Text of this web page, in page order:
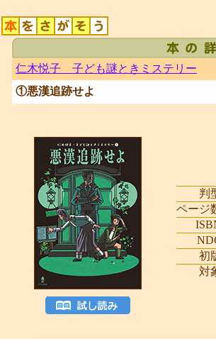
仁木悦子 子ども謎ときミステリー
①悪漢追跡せよ
判
ページ
初
対